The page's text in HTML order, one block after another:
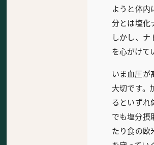
ようと体内
分とは塩化
しかし、
を心がけて
いま血圧が
大切です。
るといずれ
でも塩分摂
たり食の欧